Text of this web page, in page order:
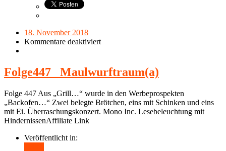
18. November 2018
Kommentare deaktiviert
Folge447_ Maulwurftraum(a)
Folge 447 Aus „Grill…“ wurde in den Werbeprospekten
„Backofen…“ Zwei belegte Brötchen, eins mit Schinken und eins
mit Ei. Überraschungskonzert. Mono Inc. Lesebeleuchtung mit
HindernissenAffiliate Link
Veröffentlicht in: